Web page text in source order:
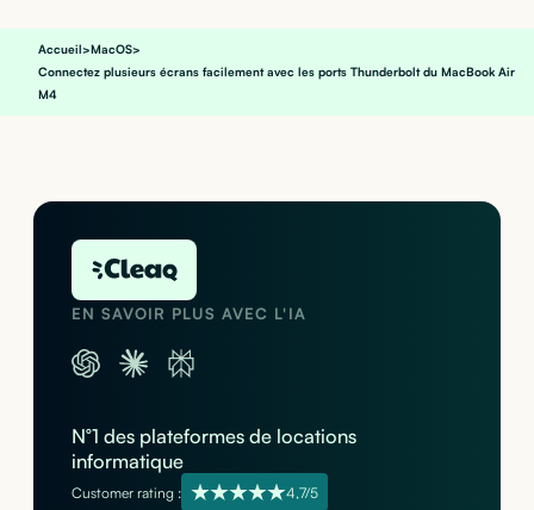
Accueil>MacOS>
Connectez plusieurs écrans facilement avec les ports Thunderbolt du MacBook Air
M4
EN SAVOIR PLUS AVEC L'IA
N°1 des plateformes de locations
informatique
Customer rating : 4,7/5